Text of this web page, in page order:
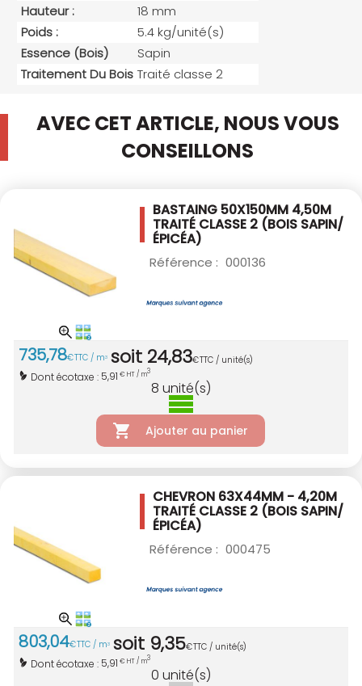
Hauteur :
18 mm
Poids :
5.4 kg/unité(s)
Essence (bois)
Sapin
Traitement Du Bois Traité classe 2
AVEC CET ARTICLE, NOUS VOUS
CONSEILLONS
BASTAING 50X150MM 4,50M
TRAITÉ CLASSE 2 (BOIS SAPIN/
ÉPICÉA)
Référence : 000136
735,78€TTC / m3 soit 24,83€TTC / unité(s)
Dont écotaxe : 5,91 € HT / m3
8 unité(s)
Ajouter au panier
CHEVRON 63X44MM - 4,20M
TRAITÉ CLASSE 2 (BOIS SAPIN/
ÉPICÉA)
Référence : 000475
803,04€TTC / m3 soit 9,35€TTC / unité(s)
Dont écotaxe : 5,91 € HT / m3
0 unité(s)